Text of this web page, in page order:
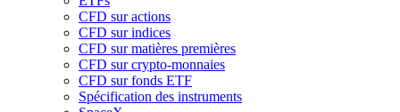
CFD sur actions
CFD sur indices
CFD sur matières premières
CFD sur crypto-monnaies
CFD sur fonds ETF
Spécification des instruments